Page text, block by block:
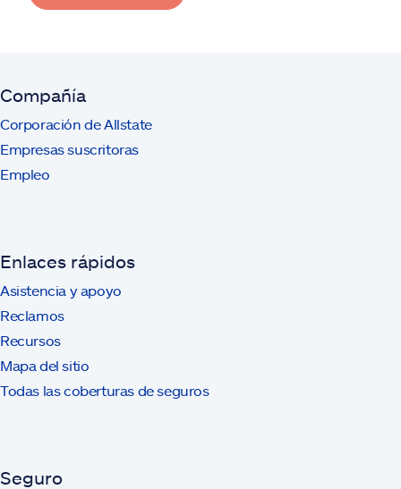
Compañía
Corporación de Allstate
Empresas suscritoras
Empleo
Enlaces rápidos
Asistencia y apoyo
Reclamos
Recursos
Mapa del sitio
Todas las coberturas de seguros
Seguro